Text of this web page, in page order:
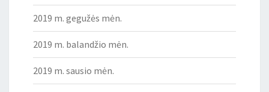
2019 m. gegužės mėn.
2019 m. balandžio mėn.
2019 m. sausio mėn.